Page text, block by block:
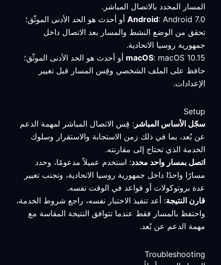
المسار المحدد بالاتصال المباشر.
Android : Android 7.0 أو أحدث هو الحد الأدنى الموثّق؛
تحقق من الوضع النشط والمسار بعد الاتصال داخل
جمهورية روسيا الاتحادية.
macOS : macOS 10.15 أو أحدث هو الحد الأدنى الموثّق؛
حافظ على الملف الشخصي وقِس المسار قبل تغيير
الإعدادات.
Setup
سجّل الأساس المباشر : قِس الاتصال المباشر لمهمة الدعم
عن بُعد، بما في ذلك زمن الاستجابة والاستقرار وسلوك
الخدمة الذي تحتاج إلى مقارنته.
اتصل بمسار واحد محدد: استخدم عميلاً مدعومًا، وحدد
مسارًا واحدًا داخل جمهورية روسيا الاتحادية، وتجنب تغيير
عدة بروتوكولات أو قواعد في الوقت نفسه.
قارن النتيجة: أعد تنفيذ الاختبار نفسه، راجع شروط الخدمة،
واحتفظ بالمسار فقط عندما تتوافق النتيجة المقاسة مع
مهمة الدعم عن بُعد.
Troubleshooting